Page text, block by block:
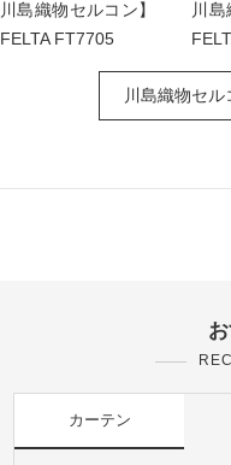
川島織物セルコン】
FELTA FT7705
川島
川島織物セル
カーテン